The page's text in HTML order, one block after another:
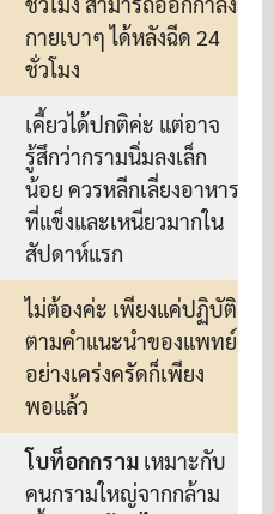
กายเบาๆ ได้หลังฉีด 24
ชั่วโมง
เคี้ยวได้ปกติค่ะ แต่อาจ
รู้สึกว่ากรามนิ่มลงเล็ก
น้อย ควรหลีกเลี่ยงอาหาร
ที่แข็งและเหนียวมากใน
สัปดาห์แรก
ไม่ต้องค่ะ เพียงแค่ปฏิบัติ
ตามคำแนะนำของแพทย์
อย่างเคร่งครัดก็เพียง
พอแล้ว
โบท็อกกราม เหมาะกับ
คนกรามใหญ่จากกล้าม